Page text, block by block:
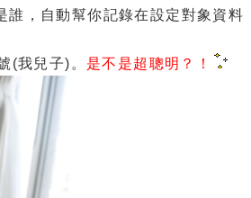
誰，自動幫你記錄在設定對象資料
(我兒子)。 是不是超聰明？！